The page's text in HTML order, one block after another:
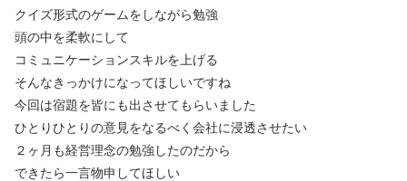
クイズ形式のゲームをしながら勉強
頭の中を柔軟にして
コミュニケーションスキルを上げる
そんなきっかけになってほしいですね
今回は宿題を皆にも出させてもらいました
ひとりひとりの意見をなるべく会社に浸透させたい
２ヶ月も経営理念の勉強したのだから
できたら一言物申してほしい